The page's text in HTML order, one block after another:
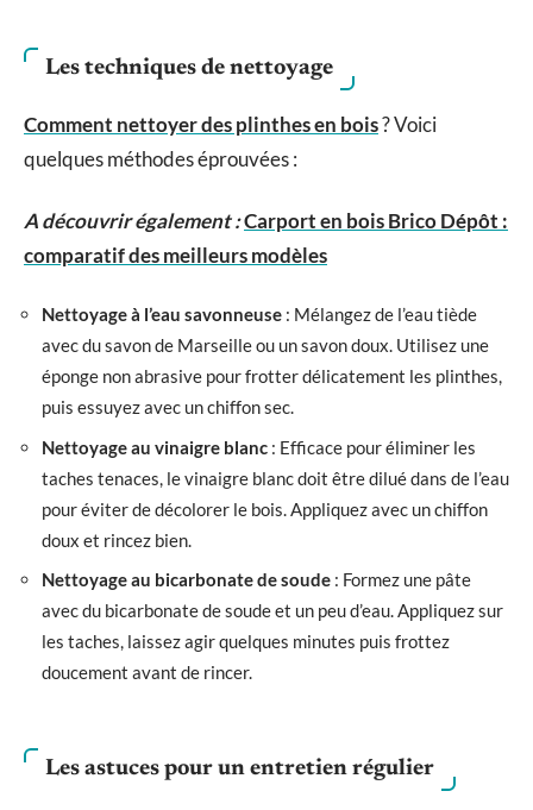
Les techniques de nettoyage
Comment nettoyer des plinthes en bois? Voici
quelques méthodes éprouvées :
A découvrir également :Carport en bois Brico Dépôt :
comparatif des meilleurs modèles
Nettoyage à l’eau savonneuse : Mélangez de l’eau tiède
avec du savon de Marseille ou un savon doux. Utilisez une
éponge non abrasive pour frotter délicatement les plinthes,
puis essuyez avec un chiffon sec.
Nettoyage au vinaigre blanc : Efficace pour éliminer les
taches tenaces, le vinaigre blanc doit être dilué dans de l’eau
pour éviter de décolorer le bois. Appliquez avec un chiffon
doux et rincez bien.
Nettoyage au bicarbonate de soude : Formez une pâte
avec du bicarbonate de soude et un peu d’eau. Appliquez sur
les taches, laissez agir quelques minutes puis frottez
doucement avant de rincer.
Les astuces pour un entretien régulier